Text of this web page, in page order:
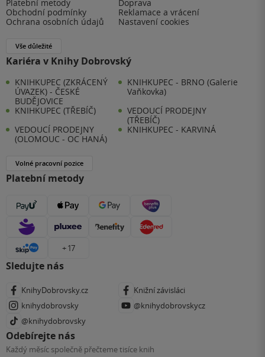
Platební metody
Doprava
Obchodní podmínky
Reklamace a vrácení
Ochrana osobních údajů
Nastavení cookies
Vše důležité
Kariéra v Knihy Dobrovský
KNIHKUPEC (ZKRÁCENÝ
ÚVAZEK) - ČESKÉ
BUDĚJOVICE
KNIHKUPEC - BRNO (Galerie
Vaňkovka)
KNIHKUPEC (TŘEBÍČ)
VEDOUCÍ PRODEJNY
(TŘEBÍČ)
VEDOUCÍ PRODEJNY
(OLOMOUC - OC HANÁ)
KNIHKUPEC - KARVINÁ
Volné pracovní pozice
Platební metody
+ 17
Sledujte nás
KnihyDobrovsky.cz
Knižní závisláci
knihydobrovsky
@knihydobrovskycz
@knihydobrovsky
Odebírejte nás
Každý měsíc společně přečteme tisíce knih